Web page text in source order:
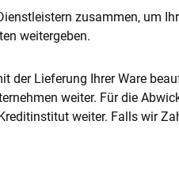
zusammen, um
weitergeben.
der Lieferung Ihrer Ware
weiter. Für die
weiter. Falls wir